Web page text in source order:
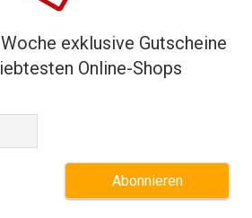
exklusive Gutscheine
Online-Shops